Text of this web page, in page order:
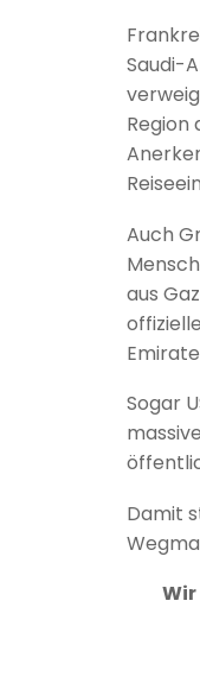
Saudi-
Region
Auch
aus
Sogar
Damit